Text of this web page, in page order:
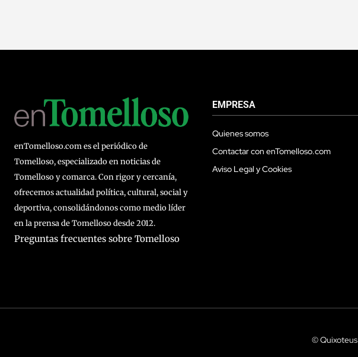
enTomelloso.com es el periódico de
Tomelloso, especializado en noticias de
Tomelloso y comarca. Con rigor y cercanía,
ofrecemos actualidad política, cultural, social y
deportiva, consolidándonos como medio líder
en la prensa de Tomelloso desde 2012.
Preguntas frecuentes sobre Tomelloso
EMPRESA
Quienes somos
Contactar con enTomelloso.com
Aviso Legal y Cookies
© Quixoteus